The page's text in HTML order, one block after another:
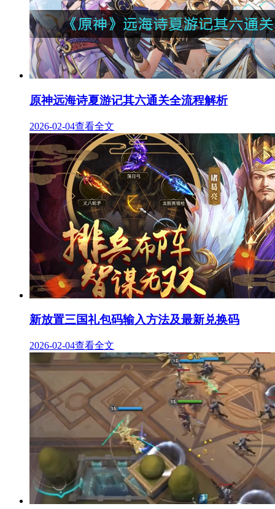
原神远海诗夏游记其六通关全流程解析
2026-02-04查看全文
新放置三国礼包码输入方法及最新兑换码
2026-02-04查看全文